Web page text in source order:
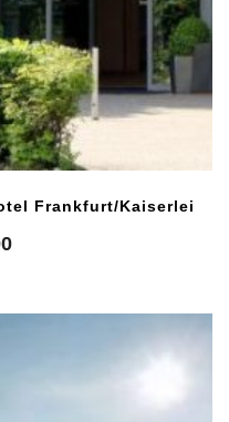
Frankfurt/Kaiserlei